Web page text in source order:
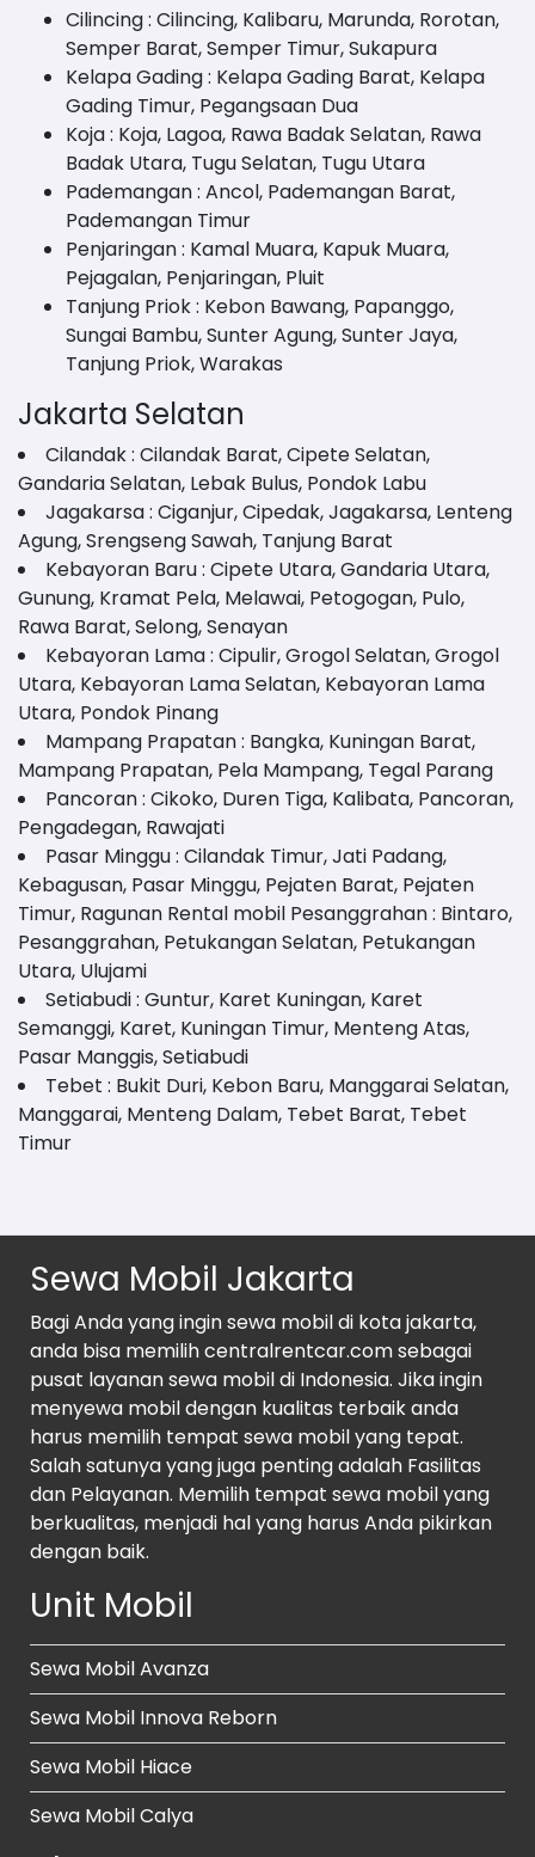
Cilincing : Cilincing, Kalibaru, Marunda, Rorotan,
Semper Barat, Semper Timur, Sukapura
Kelapa Gading : Kelapa Gading Barat, Kelapa
Gading Timur, Pegangsaan Dua
Koja : Koja, Lagoa, Rawa Badak Selatan, Rawa
Badak Utara, Tugu Selatan, Tugu Utara
Pademangan : Ancol, Pademangan Barat,
Pademangan Timur
Penjaringan : Kamal Muara, Kapuk Muara,
Pejagalan, Penjaringan, Pluit
Tanjung Priok : Kebon Bawang, Papanggo,
Sungai Bambu, Sunter Agung, Sunter Jaya,
Tanjung Priok, Warakas
Jakarta Selatan
Cilandak : Cilandak Barat, Cipete Selatan,
Gandaria Selatan, Lebak Bulus, Pondok Labu
Jagakarsa : Ciganjur, Cipedak, Jagakarsa, Lenteng
Agung, Srengseng Sawah, Tanjung Barat
Kebayoran Baru : Cipete Utara, Gandaria Utara,
Gunung, Kramat Pela, Melawai, Petogogan, Pulo,
Rawa Barat, Selong, Senayan
Kebayoran Lama : Cipulir, Grogol Selatan, Grogol
Utara, Kebayoran Lama Selatan, Kebayoran Lama
Utara, Pondok Pinang
Mampang Prapatan : Bangka, Kuningan Barat,
Mampang Prapatan, Pela Mampang, Tegal Parang
Pancoran : Cikoko, Duren Tiga, Kalibata, Pancoran,
Pengadegan, Rawajati
Pasar Minggu : Cilandak Timur, Jati Padang,
Kebagusan, Pasar Minggu, Pejaten Barat, Pejaten
Timur, Ragunan Rental mobil Pesanggrahan : Bintaro,
Pesanggrahan, Petukangan Selatan, Petukangan
Utara, Ulujami
Setiabudi : Guntur, Karet Kuningan, Karet
Semanggi, Karet, Kuningan Timur, Menteng Atas,
Pasar Manggis, Setiabudi
Tebet : Bukit Duri, Kebon Baru, Manggarai Selatan,
Manggarai, Menteng Dalam, Tebet Barat, Tebet
Timur
Sewa Mobil Jakarta
Bagi Anda yang ingin sewa mobil di kota jakarta,
anda bisa memilih centralrentcar.com sebagai
pusat layanan sewa mobil di Indonesia. Jika ingin
menyewa mobil dengan kualitas terbaik anda
harus memilih tempat sewa mobil yang tepat.
Salah satunya yang juga penting adalah Fasilitas
dan Pelayanan. Memilih tempat sewa mobil yang
berkualitas, menjadi hal yang harus Anda pikirkan
dengan baik.
Unit Mobil
Sewa Mobil Avanza
Sewa Mobil Innova Reborn
Sewa Mobil Hiace
Sewa Mobil Calya